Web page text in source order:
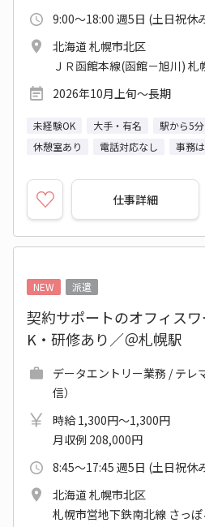
9:00～18:00 週5日 (土日祝休
北海道 札幌市北区
ＪＲ函館本線(函館－旭川) 札
2026年10月上旬～長期
未経験OK 大手・有名 駅から5分
休憩室あり
電話対応なし 事務
仕事詳細
NEW
派遣
契約サポートのオフィス
K・研修あり／＠札幌駅
データエントリー業務 / テレ
信）
時給 1,300円～1,300円
月収例 208,000円
8:45～17:45 週5日 (土日祝休
北海道 札幌市北区
札幌市営地下鉄南北線 さっ